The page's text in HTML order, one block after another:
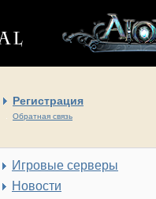
Регистрация
Обратная связь
Игровые серверы
Новости